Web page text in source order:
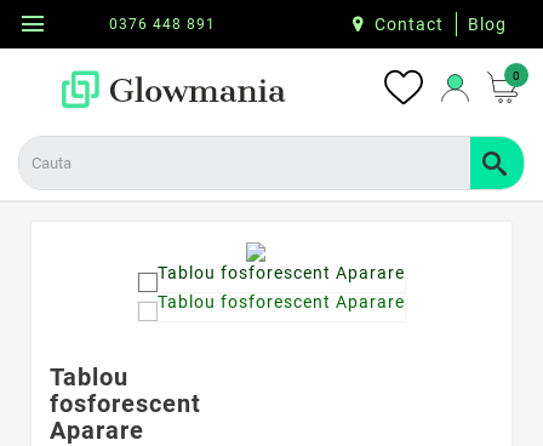
menu Contact Blog
0376 448 891
0
Tablou
fosforescent
Aparare